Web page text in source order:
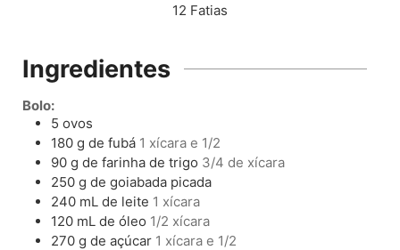
12 Fatias
Ingredientes
Bolo:
5 ovos
180 g de fubá 1 xícara e 1/2
90 g de farinha de trigo 3/4 de xícara
250 g de goiabada picada
240 mL de leite 1 xícara
120 mL de óleo 1/2 xícara
270 g de açúcar 1 xícara e 1/2